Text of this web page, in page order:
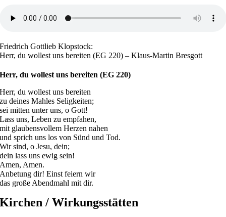
Friedrich Gottlieb Klopstock:
Herr, du wollest uns bereiten (EG 220) – Klaus-Martin Bresgott
Herr, du wollest uns bereiten (EG 220)
Herr, du wollest uns bereiten
zu deines Mahles Seligkeiten;
sei mitten unter uns, o Gott!
Lass uns, Leben zu empfahen,
mit glaubensvollem Herzen nahen
und sprich uns los von Sünd und Tod.
Wir sind, o Jesu, dein;
dein lass uns ewig sein!
Amen, Amen.
Anbetung dir! Einst feiern wir
das große Abendmahl mit dir.
Kirchen / Wirkungsstätten